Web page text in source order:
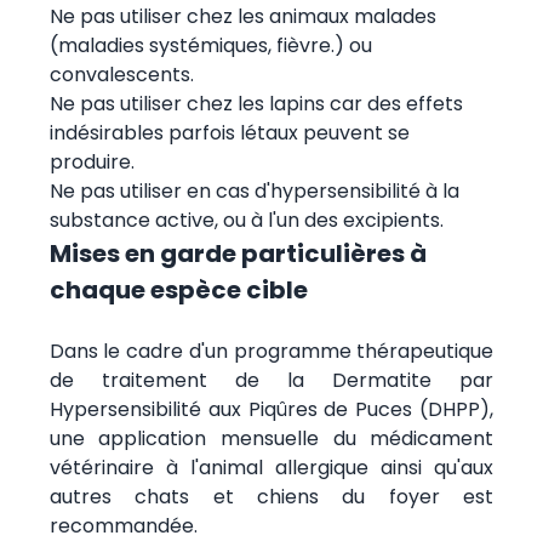
Ne pas utiliser chez les animaux malades
(maladies systémiques, fièvre.) ou
convalescents.
Ne pas utiliser chez les lapins car des effets
indésirables parfois létaux peuvent se
produire.
Ne pas utiliser en cas d'hypersensibilité à la
substance active, ou à l'un des excipients.
Mises en garde particulières à
chaque espèce cible
Dans le cadre d'un programme thérapeutique
de traitement de la Dermatite par
Hypersensibilité aux Piqûres de Puces (DHPP),
une application mensuelle du médicament
vétérinaire à l'animal allergique ainsi qu'aux
autres chats et chiens du foyer est
recommandée.